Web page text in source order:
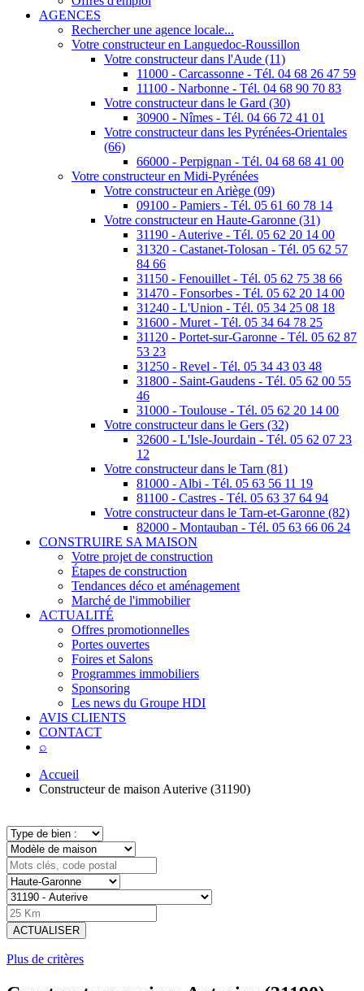
AGENCES
Rechercher une agence locale...
Votre constructeur en Languedoc-Roussillon
Votre constructeur dans l'Aude (11)
11000 - Carcassonne - Tél. 04 68 26 47 59
11100 - Narbonne - Tél. 04 68 90 70 83
Votre constructeur dans le Gard (30)
30900 - Nîmes - Tél. 04 66 72 41 01
Votre constructeur dans les Pyrénées-Orientales
(66)
66000 - Perpignan - Tél. 04 68 68 41 00
Votre constructeur en Midi-Pyrénées
Votre constructeur en Ariège (09)
09100 - Pamiers - Tél. 05 61 60 78 14
Votre constructeur en Haute-Garonne (31)
31190 - Auterive - Tél. 05 62 20 14 00
31320 - Castanet-Tolosan - Tél. 05 62 57
84 66
31150 - Fenouillet - Tél. 05 62 75 38 66
31470 - Fonsorbes - Tél. 05 62 20 14 00
31240 - L'Union - Tél. 05 34 25 08 18
31600 - Muret - Tél. 05 34 64 78 25
31120 - Portet-sur-Garonne - Tél. 05 62 87
53 23
31250 - Revel - Tél. 05 34 43 03 48
31800 - Saint-Gaudens - Tél. 05 62 00 55
46
31000 - Toulouse - Tél. 05 62 20 14 00
Votre constructeur dans le Gers (32)
32600 - L'Isle-Jourdain - Tél. 05 62 07 23
12
Votre constructeur dans le Tarn (81)
81000 - Albi - Tél. 05 63 56 11 19
81100 - Castres - Tél. 05 63 37 64 94
Votre constructeur dans le Tarn-et-Garonne (82)
82000 - Montauban - Tél. 05 63 66 06 24
CONSTRUIRE SA MAISON
Votre projet de construction
Étapes de construction
Tendances déco et aménagement
Marché de l'immobilier
ACTUALITÉ
Offres promotionnelles
Portes ouvertes
Foires et Salons
Programmes immobiliers
Sponsoring
Les news du Groupe HDI
AVIS CLIENTS
CONTACT
⌕
Accueil
Constructeur de maison Auterive (31190)
ACTUALISER
Plus de critères